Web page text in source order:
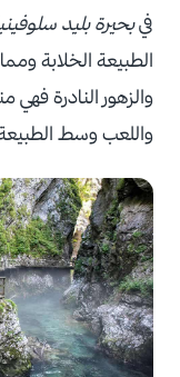
فيبحيرة بليد
الطبيعة الخلابة
والزهور النادرة فهي
واللعب وسط الطبيعة